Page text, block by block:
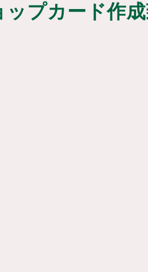
プカード作